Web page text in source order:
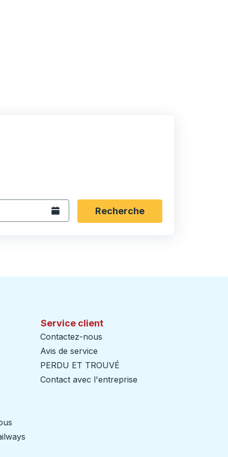
pour accéder à la ville d'origine souhaitée, puis
de localisation, puis utilisez les touches fléchées
Ouvrez le calendrier.Recherche
Service client
Contactez-nous
Avis de service
PERDU ET TROUVÉ
Contact avec l'entreprise